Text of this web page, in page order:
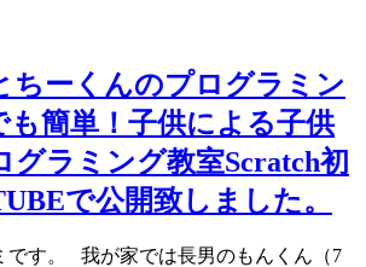
ちーくんのプログラミン
も簡単！子供による子供
グラミング教室Scratch初
で公開致しました。
です。 我が家では長男のもんくん（7